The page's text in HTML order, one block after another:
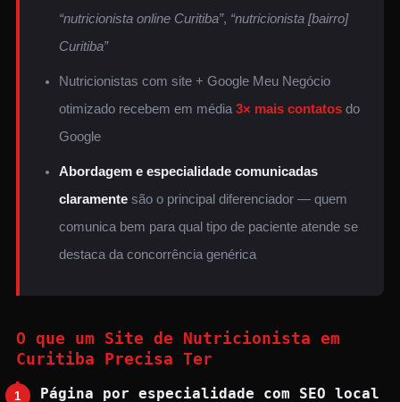
“nutricionista online Curitiba”, “nutricionista [bairro]
Curitiba”
Nutricionistas com site + Google Meu Negócio
otimizado recebem em média 3× mais contatosdo
Google
Abordagem e especialidade comunicadas
claramentesão o principal diferenciador — quem
comunica bem para qual tipo de paciente atende se
destaca da concorrência genérica
O que um Site de Nutricionista em
Curitiba Precisa Ter
1 Página por especialidade com SEO local